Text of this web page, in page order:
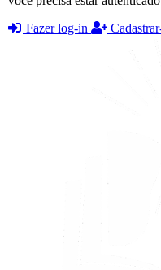
Fazer log-in